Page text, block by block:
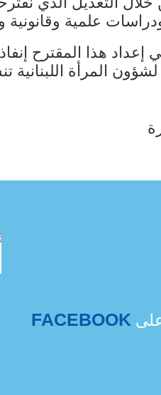
علمية وقانونية
لشؤون المرأة
علىFACEBOOK